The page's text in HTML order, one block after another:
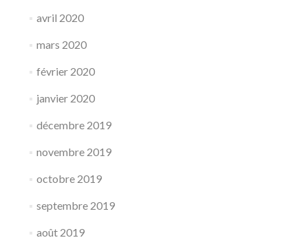
avril 2020
mars 2020
février 2020
janvier 2020
décembre 2019
novembre 2019
octobre 2019
septembre 2019
août 2019